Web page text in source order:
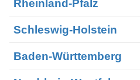
Rheinland-Pfalz
Schleswig-Holstein
Baden-Württemberg